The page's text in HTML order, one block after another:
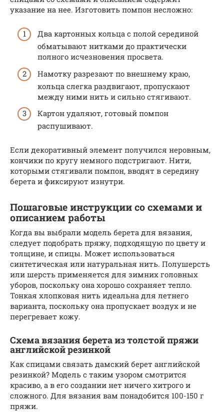
указание на нее. Изготовить помпон несложно:
Два картонных кольца с полой серединой
обматывают нитками до практически
полного исчезновения просвета.
Намотку разрезают по внешнему краю,
кольца слегка раздвигают, пропускают
между ними нить и сильно стягивают.
Картон удаляют, готовый помпон
распушивают.
Если декоративный элемент получился неровным,
кончики по кругу немного подстригают. Нити,
которыми стягивали помпон, вводят в середину
берета и фиксируют изнутри.
Пошаговые инструкции со схемами и
описанием работы
Когда вы выбрали модель берета для вязания,
следует подобрать пряжу, подходящую по цвету и
толщине, и спицы. Может использоваться
синтетическая или натуральная нить. Полушерсть
или шерсть применяется для зимних головных
уборов, поскольку она хорошо сохраняет тепло.
Тонкая хлопковая нить идеальна для летнего
варианта, поскольку она пропускает воздух и не
перегревает кожу.
Схема вязания берета из толстой пряжи
английской резинкой
Как спицами связать дамский берет английской
резинкой? Модель с таким узором смотрится
красиво, а в его создании нет ничего хитрого и
сложного. Для вязания вам понадобится 100-150 г
пряжи.